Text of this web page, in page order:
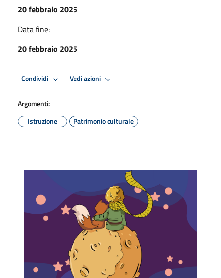
20 febbraio 2025
Data fine:
20 febbraio 2025
Condividi Vedi azioni
Argomenti:
Istruzione
Patrimonio culturale